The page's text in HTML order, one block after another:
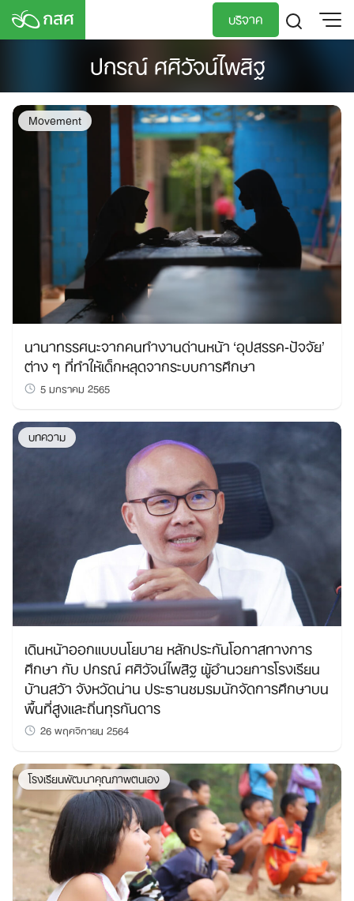
Skip
บริจาค
ปกรณ์ ศศิวัจน์ไพสิฐ
Movement
นานาทรรศนะจากคนทำงานด่านหน้า ‘อุปสรรค-ปัจจัย’
ต่าง ๆ ที่ทำให้เด็กหลุดจากระบบการศึกษา
5 มกราคม 2565
บทความ
เดินหน้าออกแบบนโยบาย หลักประกันโอกาสทางการ
ศึกษา กับ ปกรณ์ ศศิวัจน์ไพสิฐ ผู้อำนวยการโรงเรียน
บ้านสว้า จังหวัดน่าน ประธานชมรมนักจัดการศึกษาบน
พื้นที่สูงและถิ่นทุรกันดาร
26 พฤศจิกายน 2564
โรงเรียนพัฒนาคุณภาพตนเอง